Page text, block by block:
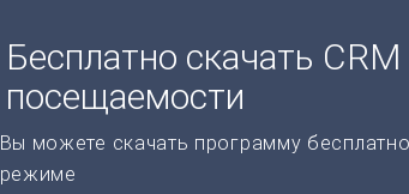
Бесплатно скачать
посещаемости
Вы можете скачать программу
режиме